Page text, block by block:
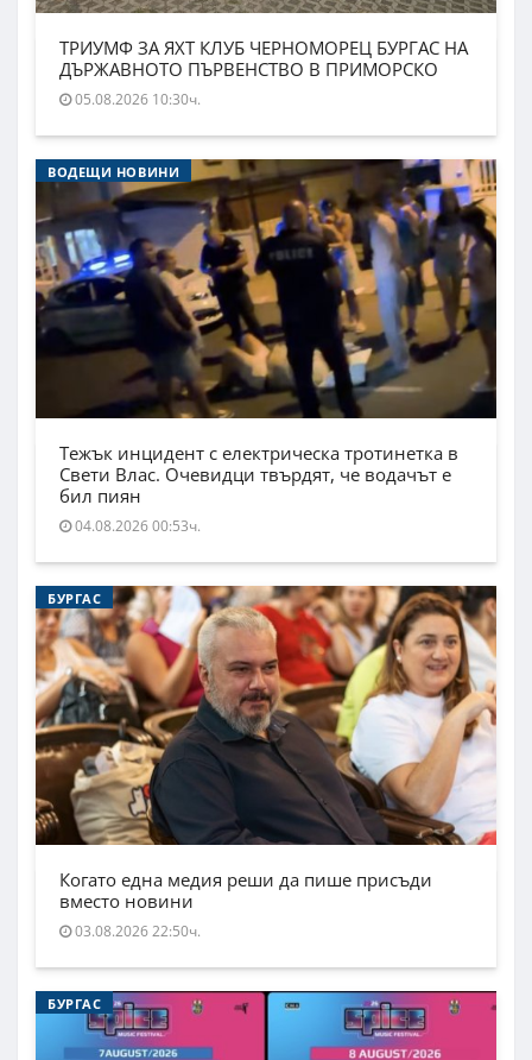
ТРИУМФ ЗА ЯХТ КЛУБ ЧЕРНОМОРЕЦ БУРГАС НА
ДЪРЖАВНОТО ПЪРВЕНСТВО В ПРИМОРСКО
05.08.2026 10:30ч.
ВОДЕЩИ НОВИНИ
Тежък инцидент с електрическа тротинетка в
Свети Влас. Очевидци твърдят, че водачът е
бил пиян
04.08.2026 00:53ч.
БУРГАС
Когато една медия реши да пише присъди
вместо новини
03.08.2026 22:50ч.
БУРГАС